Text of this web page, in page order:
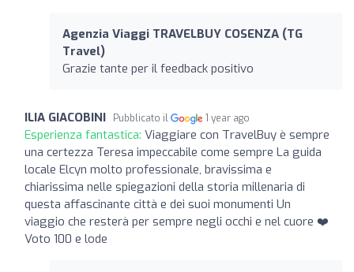
Agenzia Viaggi TRAVELBUY COSENZA (TG
Travel)
Grazie tante per il feedback positivo
ILIA GIACOBINI Pubblicato il 1 year ago
Esperienza fantastica: Viaggiare con TravelBuy è sempre
una certezza Teresa impeccabile come sempre La guida
locale Elcyn molto professionale, bravissima e
chiarissima nelle spiegazioni della storia millenaria di
questa affascinante città e dei suoi monumenti Un
viaggio che resterà per sempre negli occhi e nel cuore ❤️
Voto 100 e lode